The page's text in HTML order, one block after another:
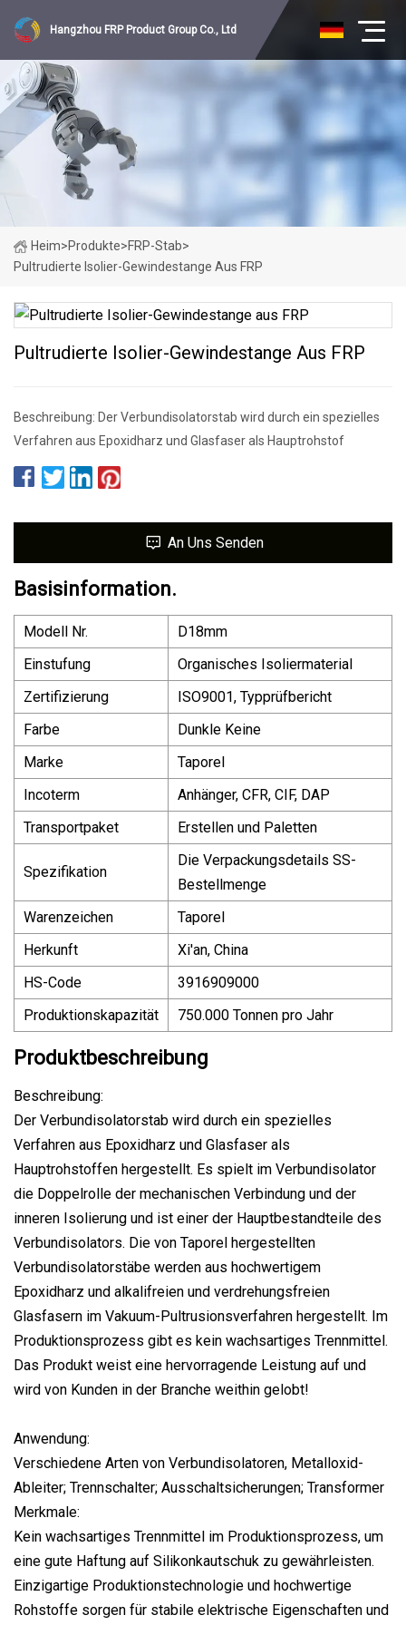
Hangzhou FRP Product Group Co., Ltd
Heim>Produkte>FRP-Stab>
Pultrudierte Isolier-Gewindestange Aus FRP
Pultrudierte Isolier-Gewindestange Aus FRP
Beschreibung: Der Verbundisolatorstab wird durch ein spezielles
Verfahren aus Epoxidharz und Glasfaser als Hauptrohstof
An Uns Senden
Basisinformation.
Modell Nr.
D18mm
Einstufung
Organisches Isoliermaterial
Zertifizierung
ISO9001, Typprüfbericht
Farbe
Dunkle Keine
Marke
Taporel
Incoterm
Anhänger, CFR, CIF, DAP
Transportpaket
Erstellen und Paletten
Spezifikation
Die Verpackungsdetails SS-
Bestellmenge
Warenzeichen
Taporel
Herkunft
Xi'an, China
HS-Code
3916909000
Produktionskapazität
750.000 Tonnen pro Jahr
Produktbeschreibung
Beschreibung:
Der Verbundisolatorstab wird durch ein spezielles
Verfahren aus Epoxidharz und Glasfaser als
Hauptrohstoffen hergestellt. Es spielt im Verbundisolator
die Doppelrolle der mechanischen Verbindung und der
inneren Isolierung und ist einer der Hauptbestandteile des
Verbundisolators. Die von Taporel hergestellten
Verbundisolatorstäbe werden aus hochwertigem
Epoxidharz und alkalifreien und verdrehungsfreien
Glasfasern im Vakuum-Pultrusionsverfahren hergestellt. Im
Produktionsprozess gibt es kein wachsartiges Trennmittel.
Das Produkt weist eine hervorragende Leistung auf und
wird von Kunden in der Branche weithin gelobt!
Anwendung:
Verschiedene Arten von Verbundisolatoren, Metalloxid-
Ableiter; Trennschalter; Ausschaltsicherungen; Transformer
Merkmale:
Kein wachsartiges Trennmittel im Produktionsprozess, um
eine gute Haftung auf Silikonkautschuk zu gewährleisten.
Einzigartige Produktionstechnologie und hochwertige
Rohstoffe sorgen für stabile elektrische Eigenschaften und